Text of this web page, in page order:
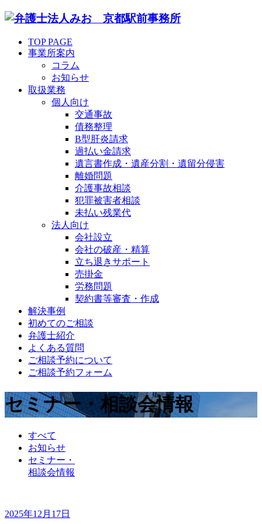
TOP PAGE
事業所案内
コラム
お知らせ
取扱業務
個人向け
交通事故
債務整理
B型肝炎請求
過払い金請求
遺言書作成・遺産分割・遺留分侵害
離婚問題
介護事故相談
犯罪被害者相談
未払い残業代
法人向け
会社設立
会社の破産・精算
立ち退きサポート
売掛金
労務問題
契約書等審査・作成
解決事例
初めてのご相談
弁護士紹介
よくある質問
ご相談予約について
ご相談予約フォーム
セミナー・相談会情報
すべて
お知らせ
セミナー・
相談会情報
2025年12月17日